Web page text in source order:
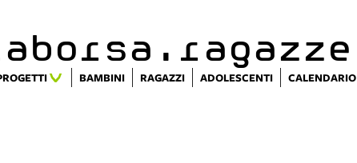
e
BAMBINI RAGAZZI ADOLESCENTI CALENDARIO